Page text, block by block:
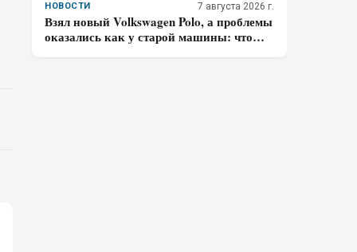
НОВОСТИ 7 августа 2026 г.
Взял новый Volkswagen Polo, а проблемы
оказались как у старой машины: что